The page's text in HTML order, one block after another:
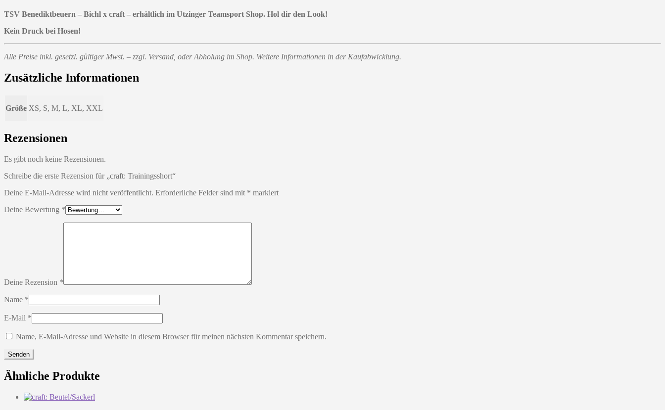
TSV Benediktbeuern – Bichl x craft – erhältlich im Utzinger Teamsport Shop. Hol dir den Look!
Kein Druck bei Hosen!
Alle Preise inkl. gesetzl. gültiger Mwst. – zzgl. Versand, oder Abholung im Shop. Weitere Informationen in der Kaufabwicklung.
Zusätzliche Informationen
Größe XS, S, M, L, XL, XXL
Rezensionen
Es gibt noch keine Rezensionen.
Schreibe die erste Rezension für „craft: Trainingsshort“
Deine E-Mail-Adresse wird nicht veröffentlicht. Erforderliche Felder sind mit * markiert
Deine Bewertung *
Deine Rezension *
Name *
E-Mail *
Name, E-Mail-Adresse und Website in diesem Browser für meinen nächsten Kommentar speichern.
Ähnliche Produkte